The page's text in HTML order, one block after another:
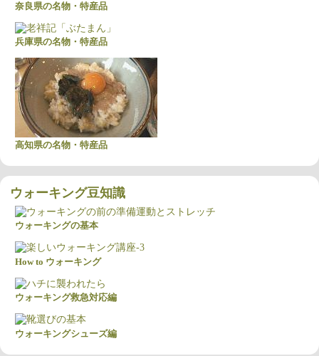
奈良県の名物・特産品
兵庫県の名物・特産品
高知県の名物・特産品
ウォーキング豆知識
ウォーキングの基本
How to ウォーキング
ウォーキング救急対応編
ウォーキングシューズ編